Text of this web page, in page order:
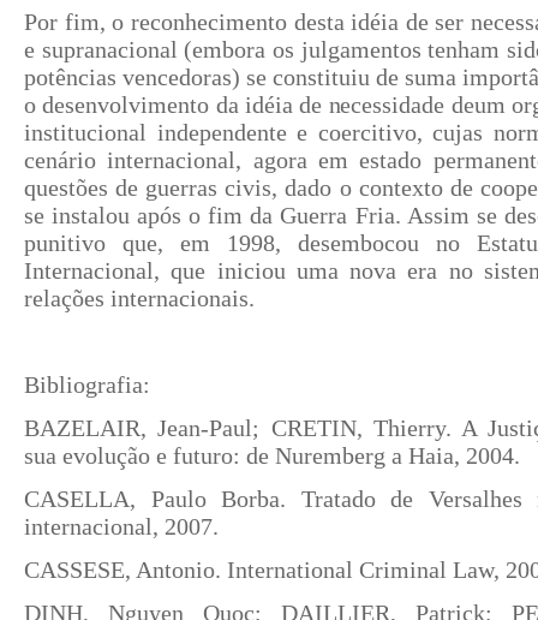
Por fim, o reconhecimento desta idéia de ser
e supranacional (embora os julgamentos tenham
potências vencedoras) se constituiu de suma
o desenvolvimento da idéia de necessidade deum
institucional independente e coercitivo, cujas
cenário internacional, agora em estado
questões de guerras civis, dado o contexto de
se instalou após o fim da Guerra Fria. Assim se
punitivo que, em 1998, desembocou no
Internacional, que iniciou uma nova era no
relações internacionais.
Bibliografia:
BAZELAIR, Jean-Paul; CRETIN, Thierry. A
sua evolução e futuro: de Nuremberg a Haia, 2004.
CASELLA, Paulo Borba. Tratado de
internacional, 2007.
CASSESE, Antonio. International Criminal Law,
DINH, Nguyen Quoc; DAILLIER, Patrick;